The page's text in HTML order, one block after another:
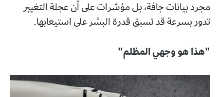
مجرد بيانات جافة، بل مؤشرات على أن عجلة التغيير
تدور بسرعة قد تسبق قدرة البشر على استيعابها.
"هذا هو وجهي المظلم"